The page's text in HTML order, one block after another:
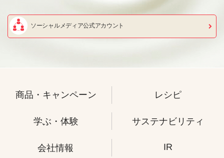
ソーシャルメディア公式アカウント
商品・キャンペーン レシピ
学ぶ・体験 サステナビリティ
会社情報 IR